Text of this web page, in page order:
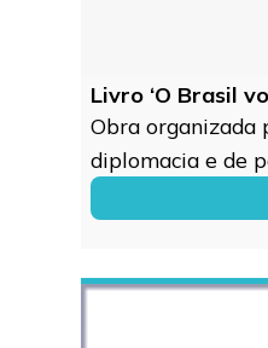
Livro ‘O Brasil
Obra organizada
diplomacia e de